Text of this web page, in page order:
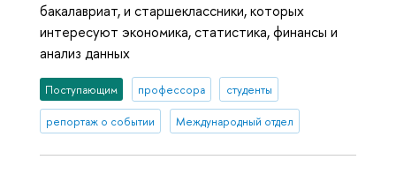
бакалавриат, и старшеклассники, которых
интересуют экономика, статистика, финансы и
анализ данных
Поступающим профессора студенты
репортаж о событии Международный отдел